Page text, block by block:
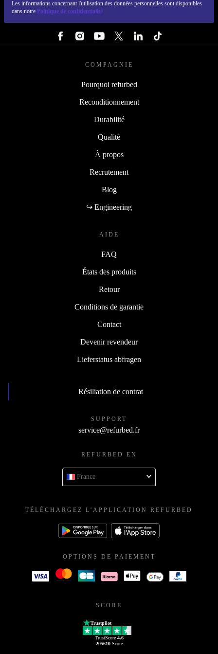
Les informations concernant l'utilisation des données personnelles sont disponibles
dans notre Politique de confidentialité
COMPAGNIE
Pourquoi refurbed
Reconditionnement
Durabilité
Qualité
À propos
Recrutement
Blog
↪ Engineering
AIDE
FAQ
États des produits
Retour
Conditions de garantie
Contact
Devenir revendeur
Lieferstatus abfragen
Résiliation de contrat
SUPPORT
service@refurbed.fr
REFURBED EN
France
TÉLÉCHARGEZ L'APPLICATION REFURBED
OPTIONS DE PAIEMENT
SCORE
Trustpilot
TrustScore 4.6
205610Score